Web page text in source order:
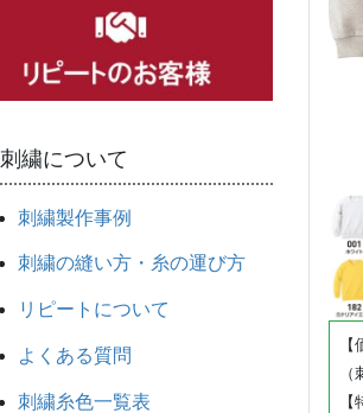
刺繍について
刺繍製作事例
刺繍の縫い方・糸の運び方
リピートについて
よくある質問
刺繍糸色一覧表